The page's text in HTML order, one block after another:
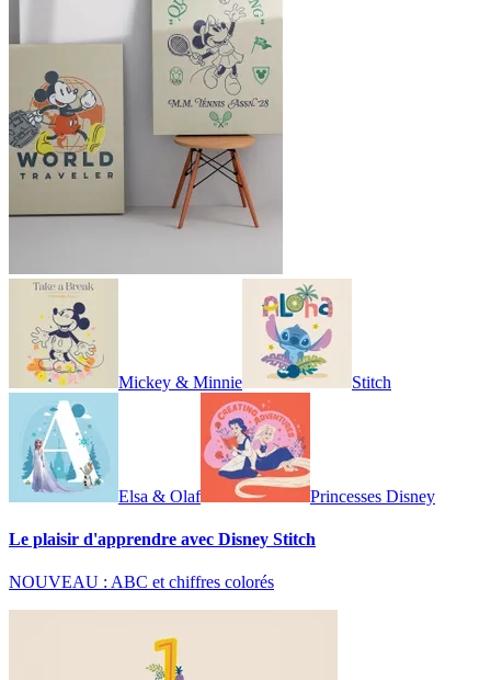
Mickey & Minnie Stitch
Elsa & Olaf Princesses Disney
Le plaisir d'apprendre avec Disney Stitch
NOUVEAU : ABC et chiffres colorés